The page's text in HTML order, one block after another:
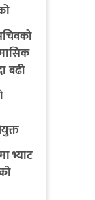
बढी
भ्याट